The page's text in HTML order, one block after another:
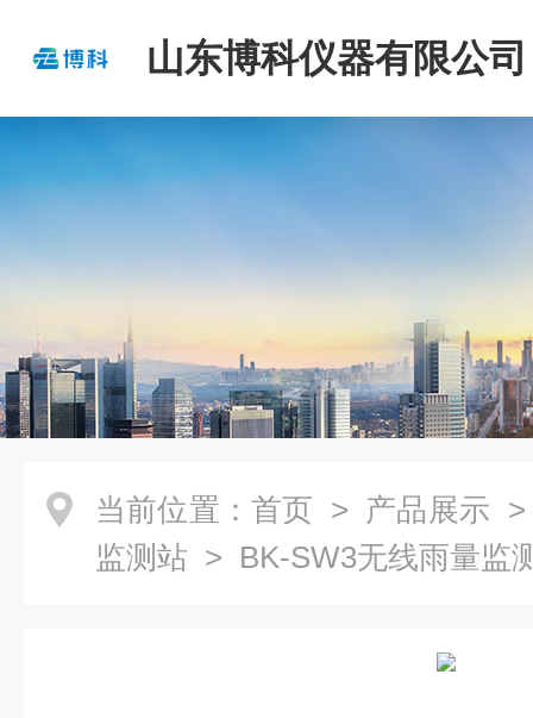
山东博科仪器有限公司
当前位置： 首页 > 产品展示
监测站 > BK-SW3无线雨量监